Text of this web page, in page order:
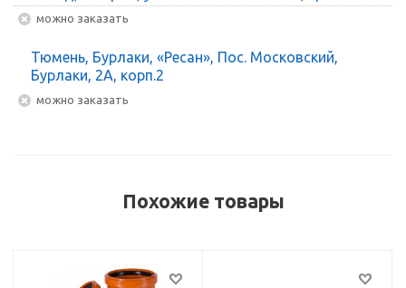
Можно заказать
Тюмень, Бурлаки, «Ресан», Пос. Московский,
Бурлаки, 2А, корп.2
Можно заказать
Похожие товары